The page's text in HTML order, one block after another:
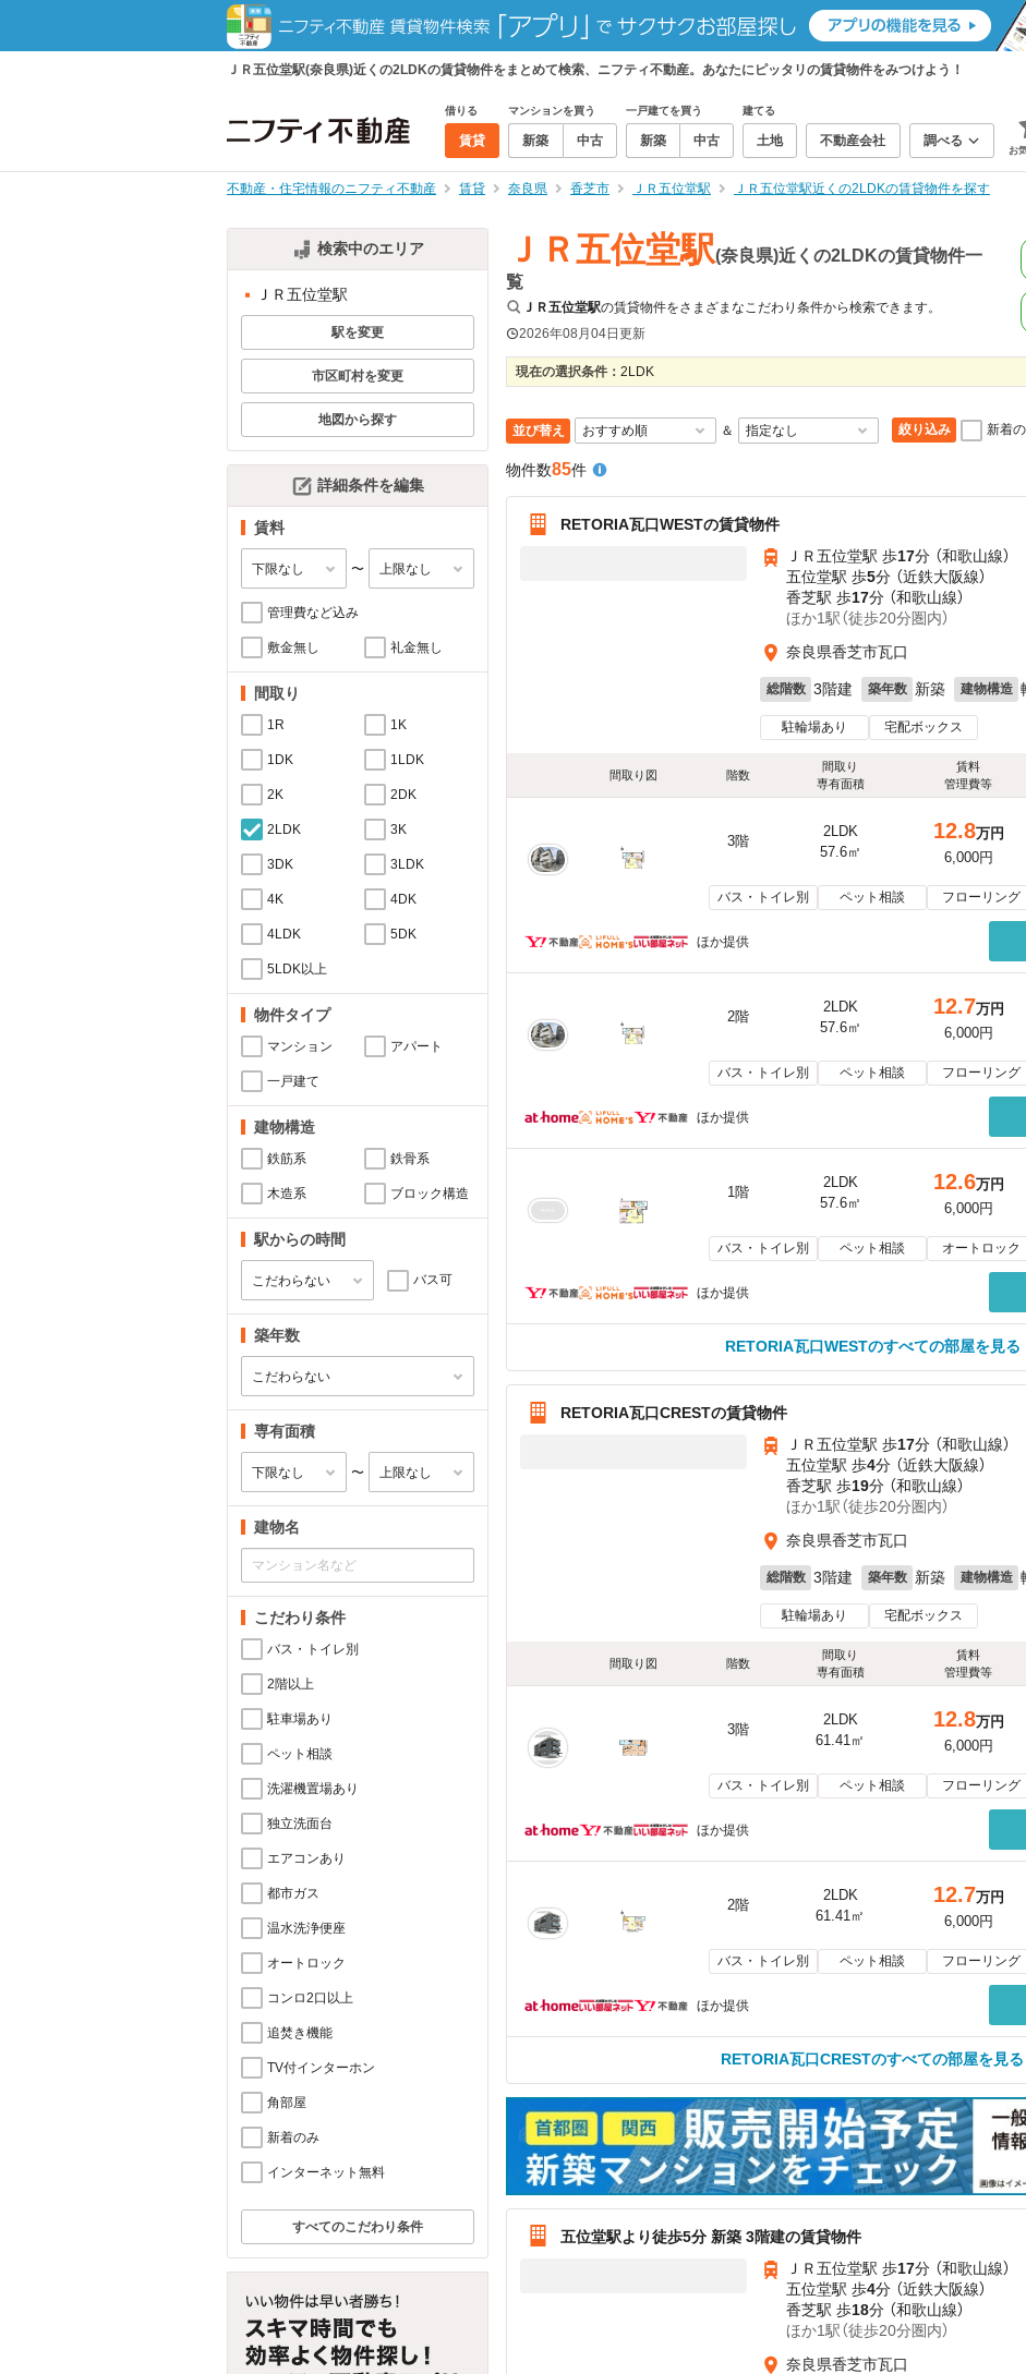
ＪＲ五位堂駅(奈良県)近くの2LDKの賃貸物件をまとめて検索、ニフティ不動産。あなたにピッタリの賃貸物件をみつけよう！
借りる
賃貸
マンションを買う
新築 中古
一戸建てを買う
新築 中古
建てる
土地 不動産会社 調べる
お
不動産・住宅情報のニフティ不動産 賃貸 奈良県 香芝市 ＪＲ五位堂駅 ＪＲ五位堂駅近くの2LDKの賃貸物件を探す
検索中のエリア
ＪＲ五位堂駅
駅を変更
市区町村を変更
地図から探す
詳細条件を編集
賃料
〜
管理費など込み
敷金無し 礼金無し
間取り
1R 1K
1DK 1LDK
2K 2DK
2LDK 3K
3DK 3LDK
4K 4DK
4LDK 5DK
5LDK以上
物件タイプ
マンション アパート
一戸建て
建物構造
鉄筋系 鉄骨系
木造系 ブロック構造
駅からの時間
バス可
築年数
専有面積
〜
建物名
こだわり条件
バス・トイレ別
2階以上
駐車場あり
ペット相談
洗濯機置場あり
独立洗面台
エアコンあり
都市ガス
温水洗浄便座
オートロック
コンロ2口以上
追焚き機能
TV付インターホン
角部屋
新着のみ
インターネット無料
すべてのこだわり条件
ＪＲ五位堂駅(奈良県)近くの2LDKの賃貸物件一
覧
ＪＲ五位堂駅の賃貸物件をさまざまなこだわり条件から検索できます。
2026年08月04日更新
現在の選択条件： 2LDK
並び替え ＆ 絞り込み 新着
物件数85件
RETORIA瓦口WESTの賃貸物件
ＪＲ五位堂駅 歩17分 （和歌山線）
五位堂駅 歩5分 （近鉄大阪線）
香芝駅 歩17分 （和歌山線）
ほか1駅（徒歩20分圏内）
奈良県香芝市瓦口
総階数 3階建 築年数 新築 建物構造
駐輪場あり 宅配ボックス
間取り図 階数
間取り
専有面積
賃料
管理費等
3階
2LDK
57.6㎡
12.8万円
6,000円
バス・トイレ別 ペット相談 フローリング
ほか提供
2階
2LDK
57.6㎡
12.7万円
6,000円
バス・トイレ別 ペット相談 フローリング
ほか提供
1階
2LDK
57.6㎡
12.6万円
6,000円
バス・トイレ別 ペット相談 オートロック
ほか提供
RETORIA瓦口WESTのすべての部屋を見る
RETORIA瓦口CRESTの賃貸物件
ＪＲ五位堂駅 歩17分 （和歌山線）
五位堂駅 歩4分 （近鉄大阪線）
香芝駅 歩19分 （和歌山線）
ほか1駅（徒歩20分圏内）
奈良県香芝市瓦口
総階数 3階建 築年数 新築 建物構造
駐輪場あり 宅配ボックス
間取り図 階数
間取り
専有面積
賃料
管理費等
3階
2LDK
61.41㎡
12.8万円
6,000円
バス・トイレ別 ペット相談 フローリング
ほか提供
2階
2LDK
61.41㎡
12.7万円
6,000円
バス・トイレ別 ペット相談 フローリング
ほか提供
RETORIA瓦口CRESTのすべての部屋を見る
五位堂駅より徒歩5分 新築 3階建の賃貸物件
ＪＲ五位堂駅 歩17分 （和歌山線）
五位堂駅 歩4分 （近鉄大阪線）
香芝駅 歩18分 （和歌山線）
ほか1駅（徒歩20分圏内）
奈良県香芝市瓦口